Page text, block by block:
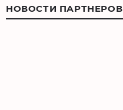
НОВОСТИ ПАРТНЕРОВ